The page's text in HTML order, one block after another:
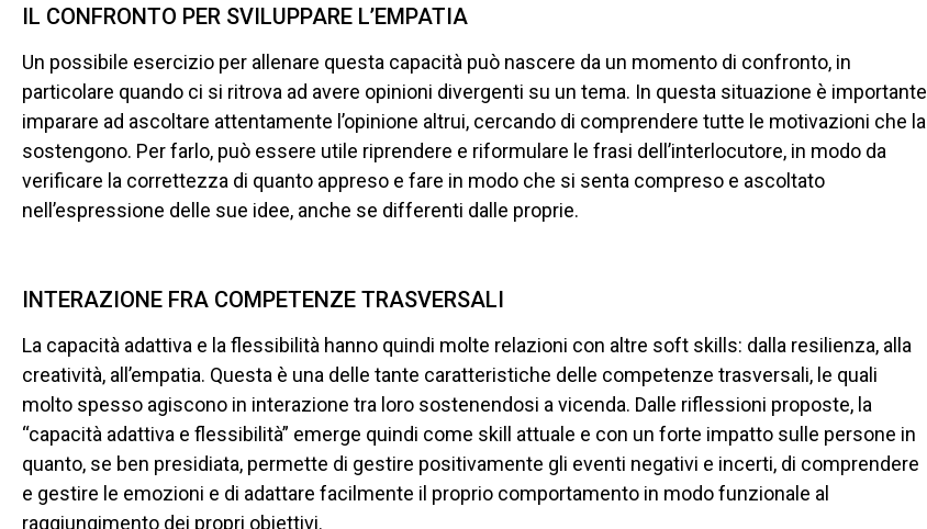
IL CONFRONTO PER SVILUPPARE L’EMPATIA
Un possibile esercizio per allenare questa capacità può nascere da un momento di confronto, in
particolare quando ci si ritrova ad avere opinioni divergenti su un tema. In questa situazione è importante
imparare ad ascoltare attentamente l’opinione altrui, cercando di comprendere tutte le motivazioni che la
sostengono. Per farlo, può essere utile riprendere e riformulare le frasi dell’interlocutore, in modo da
verificare la correttezza di quanto appreso e fare in modo che si senta compreso e ascoltato
nell’espressione delle sue idee, anche se differenti dalle proprie.
INTERAZIONE FRA COMPETENZE TRASVERSALI
La capacità adattiva e la flessibilità hanno quindi molte relazioni con altre soft skills: dalla resilienza, alla
creatività, all’empatia. Questa è una delle tante caratteristiche delle competenze trasversali, le quali
molto spesso agiscono in interazione tra loro sostenendosi a vicenda. Dalle riflessioni proposte, la
“capacità adattiva e flessibilità” emerge quindi come skill attuale e con un forte impatto sulle persone in
quanto, se ben presidiata, permette di gestire positivamente gli eventi negativi e incerti, di comprendere
e gestire le emozioni e di adattare facilmente il proprio comportamento in modo funzionale al
raggiungimento dei propri obiettivi.